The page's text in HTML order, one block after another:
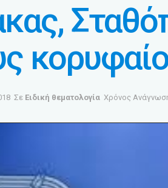
Σε Ειδική θεματολογία Χρόνος